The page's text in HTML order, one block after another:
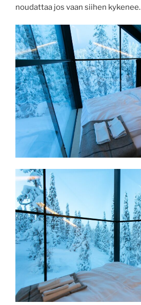
noudattaa jos vaan siihen kykenee.